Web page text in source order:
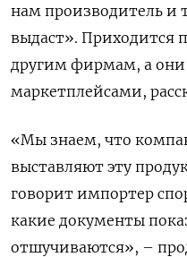
нам производитель и
выдаст». Приходится
другим фирмам, а они
маркетплейсами,
«Мы знаем, что
выставляют эту
говорит импортер
какие документы
отшучиваются», –